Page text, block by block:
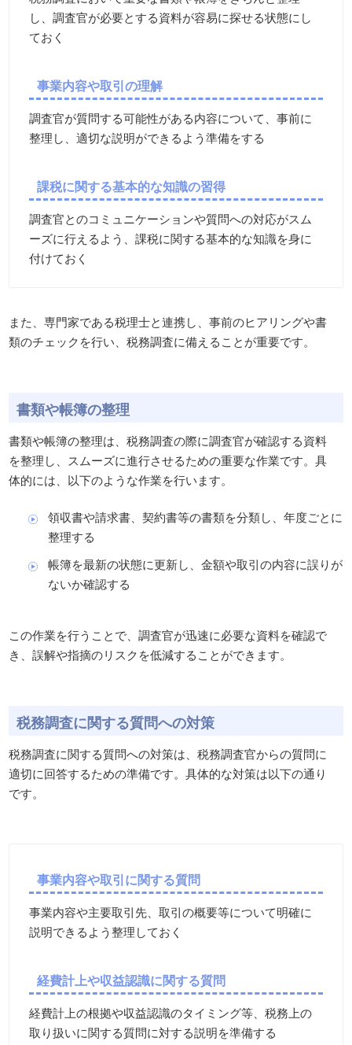
し、調査官が必要とする資料が容易に探せる状態にし
ておく
事業内容や取引の理解
調査官が質問する可能性がある内容について、事前に
整理し、適切な説明ができるよう準備をする
課税に関する基本的な知識の習得
調査官とのコミュニケーションや質問への対応がスム
ーズに行えるよう、課税に関する基本的な知識を身に
付けておく
また、専門家である税理士と連携し、事前のヒアリングや書
類のチェックを行い、税務調査に備えることが重要です。
書類や帳簿の整理
書類や帳簿の整理は、税務調査の際に調査官が確認する資料
を整理し、スムーズに進行させるための重要な作業です。具
体的には、以下のような作業を行います。
領収書や請求書、契約書等の書類を分類し、年度ごとに
整理する
帳簿を最新の状態に更新し、金額や取引の内容に誤りが
ないか確認する
この作業を行うことで、調査官が迅速に必要な資料を確認で
き、誤解や指摘のリスクを低減することができます。
税務調査に関する質問への対策
税務調査に関する質問への対策は、税務調査官からの質問に
適切に回答するための準備です。具体的な対策は以下の通り
です。
事業内容や取引に関する質問
事業内容や主要取引先、取引の概要等について明確に
説明できるよう整理しておく
経費計上や収益認識に関する質問
経費計上の根拠や収益認識のタイミング等、税務上の
取り扱いに関する質問に対する説明を準備する